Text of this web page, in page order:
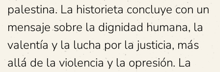
palestina. La historieta concluye con un
mensaje sobre la dignidad humana, la
valentía y la lucha por la justicia, más
allá de la violencia y la opresión. La